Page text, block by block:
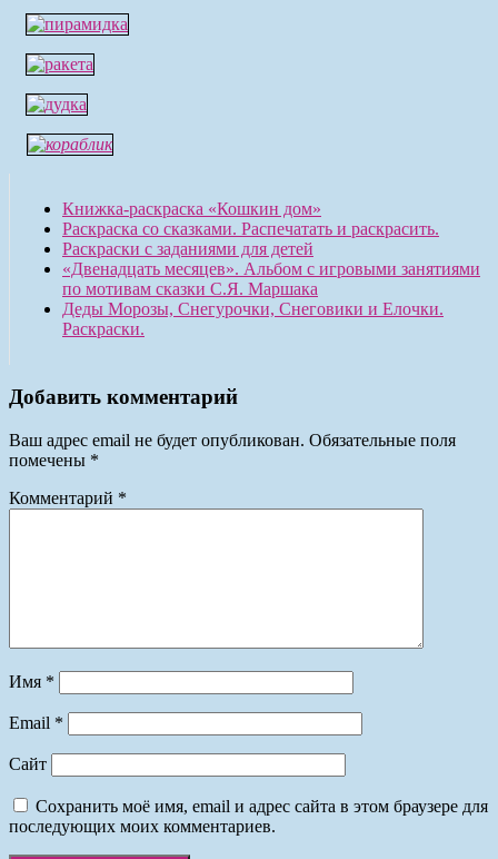
Книжка-раскраска «Кошкин дом»
Раскраска со сказками. Распечатать и раскрасить.
Раскраски с заданиями для детей
«Двенадцать месяцев». Альбом с игровыми занятиями
по мотивам сказки С.Я. Маршака
Деды Морозы, Снегурочки, Снеговики и Елочки.
Раскраски.
Добавить комментарий
Ваш адрес email не будет опубликован. Обязательные поля
помечены *
Комментарий *
Имя *
Email *
Сайт
Сохранить моё имя, email и адрес сайта в этом браузере для
последующих моих комментариев.